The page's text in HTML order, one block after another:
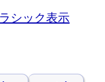
シック表示